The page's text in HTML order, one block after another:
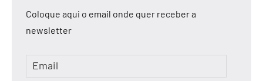
Coloque aqui o email onde quer receber a
newsletter
Email